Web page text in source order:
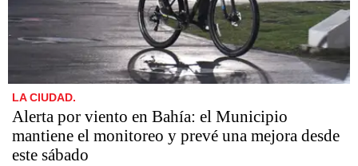
LA CIUDAD.
Alerta por viento en Bahía: el Municipio
mantiene el monitoreo y prevé una mejora desde
este sábado